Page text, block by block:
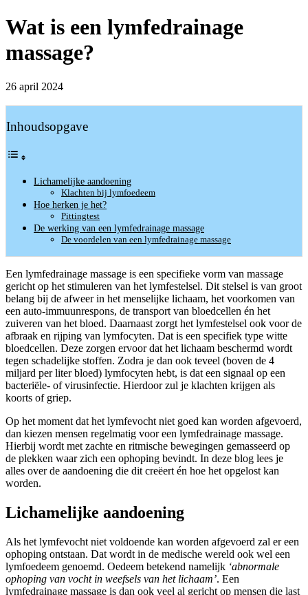
Wat is een lymfedrainage
massage?
26 april 2024
Inhoudsopgave
Lichamelijke aandoening
Klachten bij lymfoedeem
Hoe herken je het?
Pittingtest
De werking van een lymfedrainage massage
De voordelen van een lymfedrainage massage
Een lymfedrainage massage is een specifieke vorm van massage
gericht op het stimuleren van het lymfestelsel. Dit stelsel is van groot
belang bij de afweer in het menselijke lichaam, het voorkomen van
een auto-immuunrespons, de transport van bloedcellen én het
zuiveren van het bloed. Daarnaast zorgt het lymfestelsel ook voor de
afbraak en rijping van lymfocyten. Dat is een specifiek type witte
bloedcellen. Deze zorgen ervoor dat het lichaam beschermd wordt
tegen schadelijke stoffen. Zodra je dan ook teveel (boven de 4
miljard per liter bloed) lymfocyten hebt, is dat een signaal op een
bacteriële- of virusinfectie. Hierdoor zul je klachten krijgen als
koorts of griep.
Op het moment dat het lymfevocht niet goed kan worden afgevoerd,
dan kiezen mensen regelmatig voor een lymfedrainage massage.
Hierbij wordt met zachte en ritmische bewegingen gemasseerd op
de plekken waar zich een ophoping bevindt. In deze blog lees je
alles over de aandoening die dit creëert én hoe het opgelost kan
worden.
Lichamelijke aandoening
Als het lymfevocht niet voldoende kan worden afgevoerd zal er een
ophoping ontstaan. Dat wordt in de medische wereld ook wel een
lymfoedeem genoemd. Oedeem betekend namelijk ‘abnormale
ophoping van vocht in weefsels van het lichaam’. Een
lymfedrainage massage is dan ook veel al gericht op mensen die last